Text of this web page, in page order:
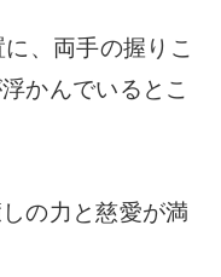
、両手の握りこ
かんでいるとこ
の力と慈愛が満